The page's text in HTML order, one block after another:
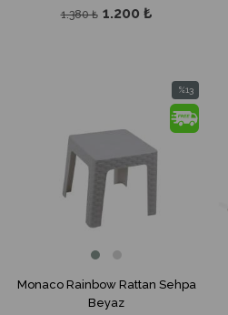
1.200 ₺
1.380 ₺
Monaco Rainbow Rattan Sehpa
Beyaz
%13
İndirim
%13İndirim